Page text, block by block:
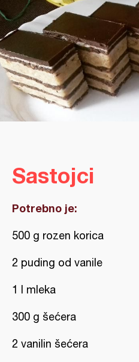
Sastojci
Potrebno je:
500 g rozen korica
2 puding od vanile
1 l mleka
300 g šećera
2 vanilin šećera